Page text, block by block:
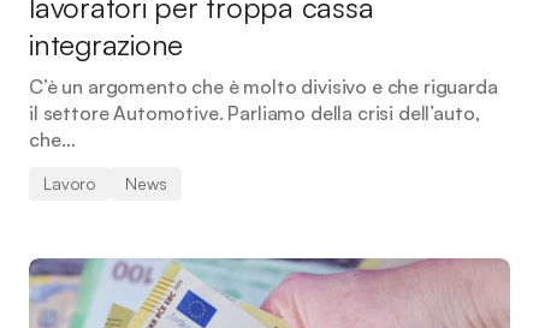
lavoratori per troppa cassa
integrazione
C’è un argomento che è molto divisivo e che riguarda
il settore Automotive. Parliamo della crisi dell’auto,
che…
Lavoro News